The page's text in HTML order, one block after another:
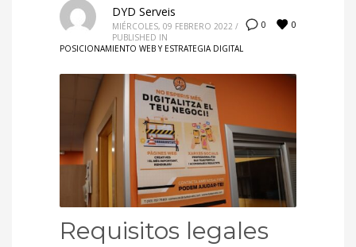
0 0
DYD Serveis
MIÉRCOLES, 09 FEBRERO 2022 /
PUBLISHED IN
POSICIONAMIENTO WEB Y ESTRATEGIA DIGITAL
Requisitos legales